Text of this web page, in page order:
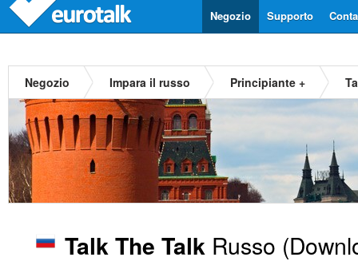
Supporto
Negozio
Negozio Impara il russo Principiante +
Talk The Talk Russo